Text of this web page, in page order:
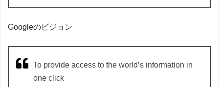
Googleのビジョン
To provide access to the world’s information in
one click